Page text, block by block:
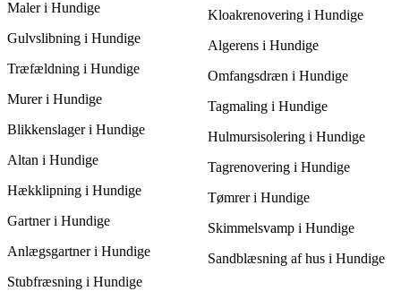
Maler i Hundige
Gulvslibning i Hundige
Træfældning i Hundige
Murer i Hundige
Blikkenslager i Hundige
Altan i Hundige
Hækklipning i Hundige
Gartner i Hundige
Anlægsgartner i Hundige
Stubfræsning i Hundige
Kloakrenovering i Hundige
Algerens i Hundige
Omfangsdræn i Hundige
Tagmaling i Hundige
Hulmursisolering i Hundige
Tagrenovering i Hundige
Tømrer i Hundige
Skimmelsvamp i Hundige
Sandblæsning af hus i Hundige